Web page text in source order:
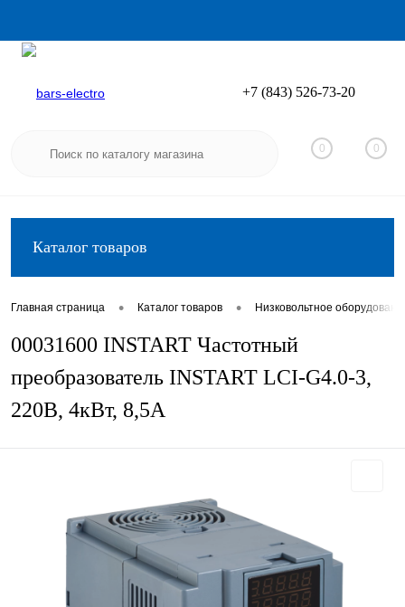
Вход
+7 (843) 526-73-20
0 0
Каталог товаров
Главная страница • Каталог товаров • Низковольтное
00031600 INSTART Частотный
преобразователь INSTART LCI-G4.0-3,
220В, 4кВт, 8,5А